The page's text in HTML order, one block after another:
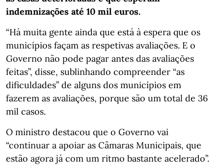
indemnizações até 10 mil euros.
“Há muita gente ainda que está à espera que os
municípios façam as respetivas avaliações. E o
Governo não pode pagar antes das avaliações
feitas”, disse, sublinhando compreender “as
dificuldades” de alguns dos municípios em
fazerem as avaliações, porque são um total de 36
mil casos.
O ministro destacou que o Governo vai
“continuar a apoiar as Câmaras Municipais, que
estão agora já com um ritmo bastante acelerado”.